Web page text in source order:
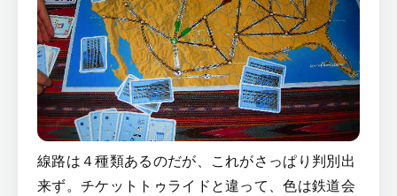
線路は４種類あるのだが、これがさっぱり判別出
来ず。チケットトゥライドと違って、色は鉄道会